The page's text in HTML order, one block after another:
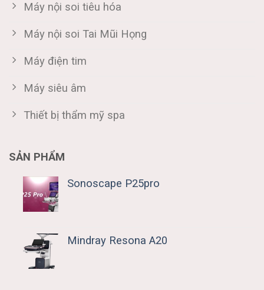
Máy nội soi tiêu hóa
Máy nội soi Tai Mũi Họng
Máy điện tim
Máy siêu âm
Thiết bị thẩm mỹ spa
SẢN PHẨM
Sonoscape P25pro
Mindray Resona A20